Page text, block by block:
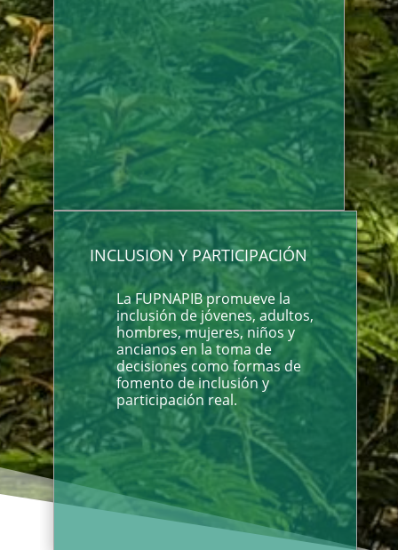
INCLUSION Y PARTICIPACIÓN
La FUPNAPIB promueve la
inclusión de jóvenes, adultos,
hombres, mujeres, niños y
ancianos en la toma de
decisiones como formas de
fomento de inclusión y
participación real.